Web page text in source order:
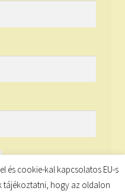
és cookie-kal kapcsolatos EU-s
tájékoztatni, hogy az oldalon